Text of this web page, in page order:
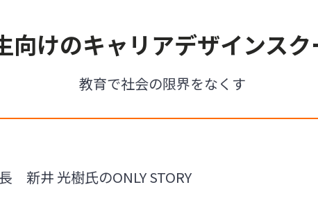
向けのキャリアデザインス
教育で社会の限界をなくす
新井 光樹氏のONLY STORY